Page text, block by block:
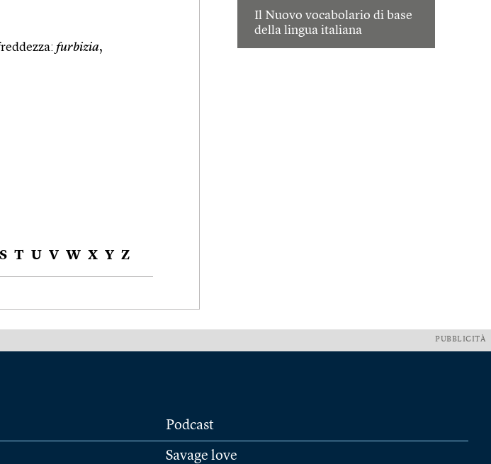
Il Nuovo vocabolario di base
della lingua italiana
furbizia,
S T U V W X Y Z
PUBBLICITÀ
Podcast
Savage love